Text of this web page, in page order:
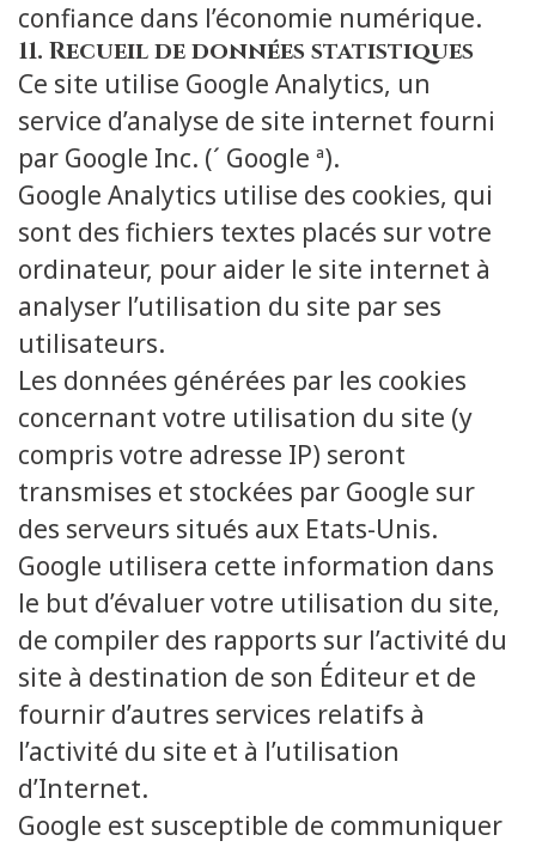
confiance dans l’économie numérique.
11. Recueil de données statistiques
Ce site utilise Google Analytics, un
service d’analyse de site internet fourni
par Google Inc. (´ Google ª).
Google Analytics utilise des cookies, qui
sont des fichiers textes placés sur votre
ordinateur, pour aider le site internet à
analyser l’utilisation du site par ses
utilisateurs.
Les données générées par les cookies
concernant votre utilisation du site (y
compris votre adresse IP) seront
transmises et stockées par Google sur
des serveurs situés aux Etats-Unis.
Google utilisera cette information dans
le but d’évaluer votre utilisation du site,
de compiler des rapports sur l’activité du
site à destination de son Éditeur et de
fournir d’autres services relatifs à
l’activité du site et à l’utilisation
d’Internet.
Google est susceptible de communiquer